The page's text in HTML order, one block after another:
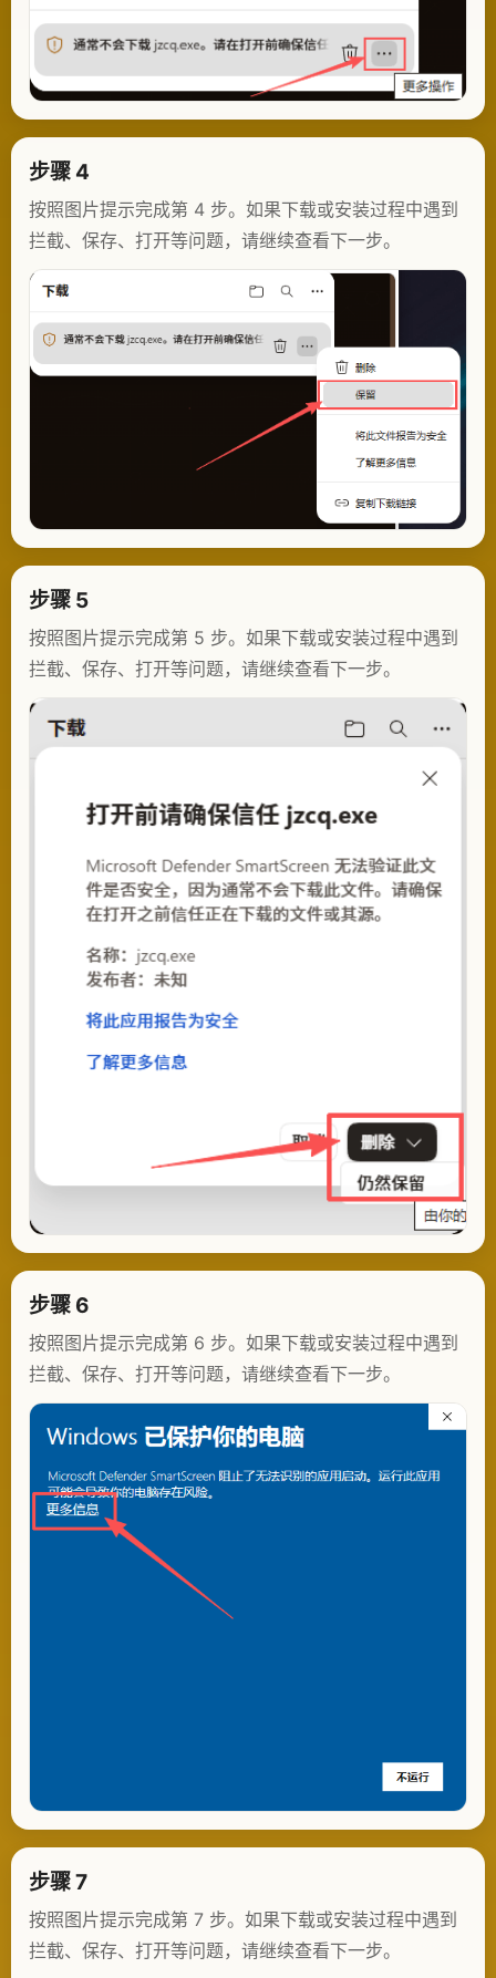
步骤 4
按照图片提示完成第 4 步。如果下载或安装过程中遇到
拦截、保存、打开等问题，请继续查看下一步。
步骤 5
按照图片提示完成第 5 步。如果下载或安装过程中遇到
拦截、保存、打开等问题，请继续查看下一步。
步骤 6
按照图片提示完成第 6 步。如果下载或安装过程中遇到
拦截、保存、打开等问题，请继续查看下一步。
步骤 7
按照图片提示完成第 7 步。如果下载或安装过程中遇到
拦截、保存、打开等问题，请继续查看下一步。